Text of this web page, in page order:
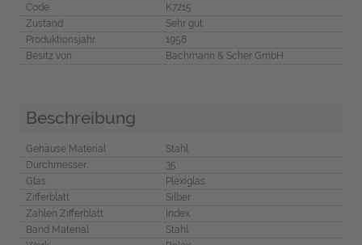
Code
K7215
Zustand
Sehr gut
Produktionsjahr
1958
Besitz von
Bachmann & Scher GmbH
Beschreibung
Gehäuse Material
Stahl
Durchmesser
35
Glas
Plexiglas
Zifferblatt
Silber
Zahlen Zifferblatt
Index
Band Material
Stahl